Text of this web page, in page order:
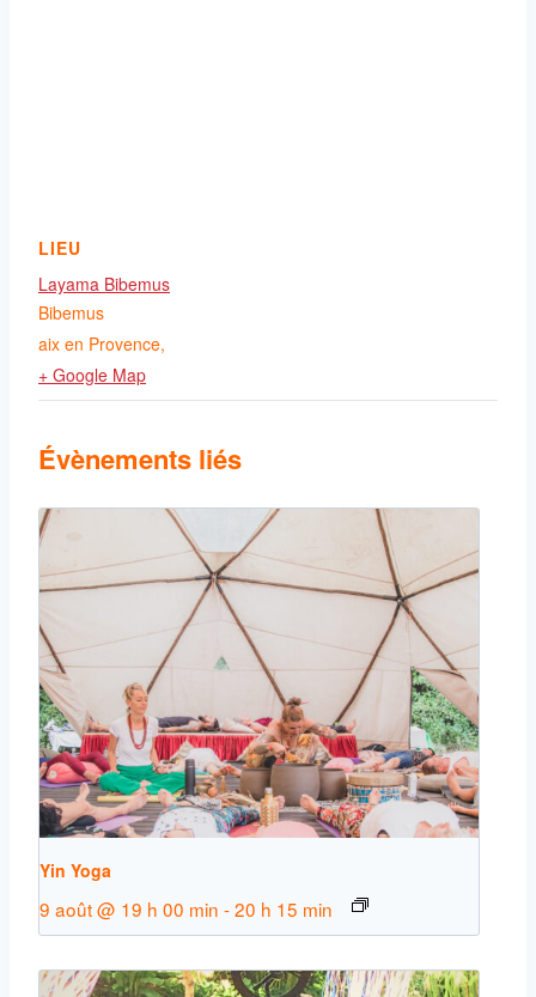
LIEU
Layama Bibemus
Bibemus
aix en Provence,
+ Google Map
Évènements liés
Yin Yoga
9 août @ 19 h 00 min -20 h 15 min